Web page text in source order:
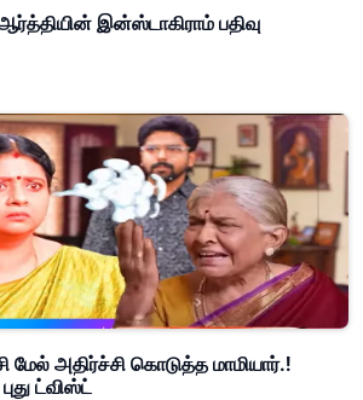
ஆர்த்தியின் இன்ஸ்டாகிராம் பதிவு
மேல் அதிர்ச்சி கொடுத்த மாமியார்.!
ட்விஸ்ட்